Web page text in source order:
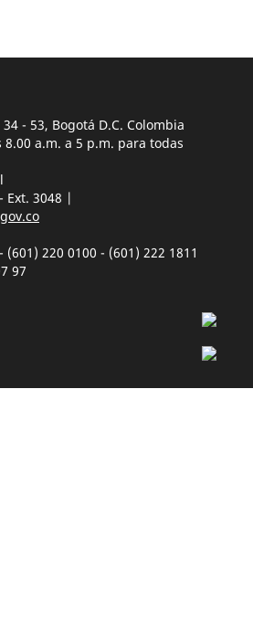
- 53, Bogotá D.C. Colombia
8.00 a.m. a 5 p.m. para todas
Ext. 3048 |
(601) 220 0100 - (601) 222 1811
97